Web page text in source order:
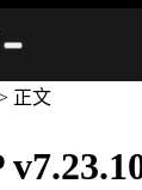
正文